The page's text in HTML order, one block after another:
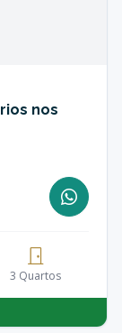
nos
3 Quartos